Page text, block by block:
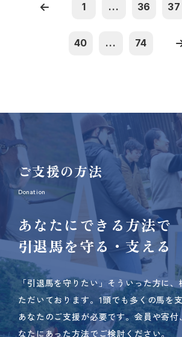
1 ... 36 37
40 ... 74
ご支援の方法
Donation
あなたにできる方法で
引退馬を守る・支える
「引退馬を守りたい」そういった方に
ただいております。 1頭でも多くの馬を
あなたのご支援が必要です。 会員や寄付
なたにあった方法でご検討ください。